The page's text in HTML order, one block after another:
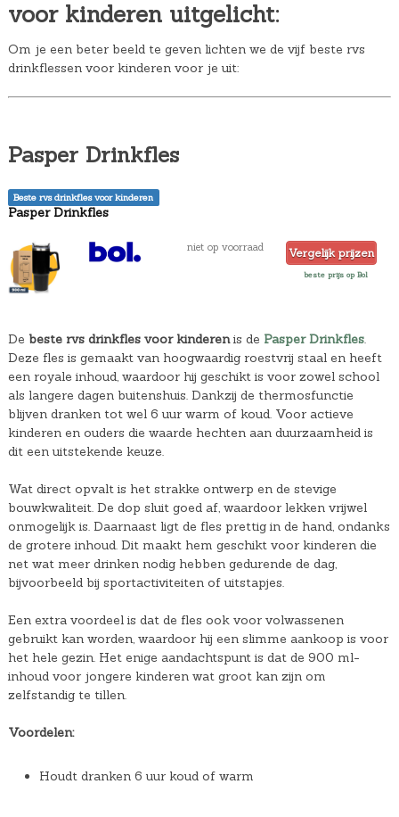
voor kinderen uitgelicht:
Om je een beter beeld te geven lichten we de vijf beste rvs
drinkflessen voor kinderen voor je uit:
Pasper Drinkfles
Beste rvs drinkfles voor kinderen
Pasper Drinkfles
niet op voorraad Vergelijk prijzen
beste prijs op Bol
De beste rvs drinkfles voor kinderenis de Pasper Drinkfles.
Deze fles is gemaakt van hoogwaardig roestvrij staal en heeft
een royale inhoud, waardoor hij geschikt is voor zowel school
als langere dagen buitenshuis. Dankzij de thermosfunctie
blijven dranken tot wel 6 uur warm of koud. Voor actieve
kinderen en ouders die waarde hechten aan duurzaamheid is
dit een uitstekende keuze.
Wat direct opvalt is het strakke ontwerp en de stevige
bouwkwaliteit. De dop sluit goed af, waardoor lekken vrijwel
onmogelijk is. Daarnaast ligt de fles prettig in de hand, ondanks
de grotere inhoud. Dit maakt hem geschikt voor kinderen die
net wat meer drinken nodig hebben gedurende de dag,
bijvoorbeeld bij sportactiviteiten of uitstapjes.
Een extra voordeel is dat de fles ook voor volwassenen
gebruikt kan worden, waardoor hij een slimme aankoop is voor
het hele gezin. Het enige aandachtspunt is dat de 900 ml-
inhoud voor jongere kinderen wat groot kan zijn om
zelfstandig te tillen.
Voordelen:
Houdt dranken 6 uur koud of warm